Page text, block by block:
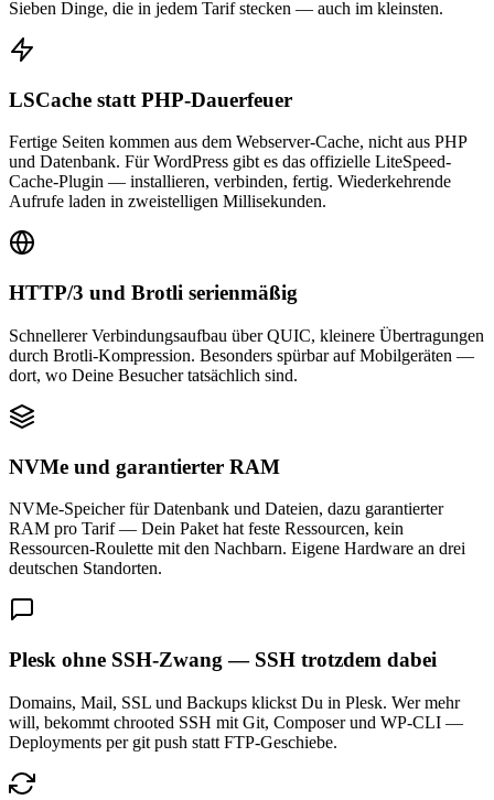
Sieben Dinge, die in jedem Tarif stecken — auch im kleinsten.
LSCache statt PHP-Dauerfeuer
Fertige Seiten kommen aus dem Webserver-Cache, nicht aus PHP
und Datenbank. Für WordPress gibt es das offizielle LiteSpeed-
Cache-Plugin — installieren, verbinden, fertig. Wiederkehrende
Aufrufe laden in zweistelligen Millisekunden.
HTTP/3 und Brotli serienmäßig
Schnellerer Verbindungsaufbau über QUIC, kleinere Übertragungen
durch Brotli-Kompression. Besonders spürbar auf Mobilgeräten —
dort, wo Deine Besucher tatsächlich sind.
NVMe und garantierter RAM
NVMe-Speicher für Datenbank und Dateien, dazu garantierter
RAM pro Tarif — Dein Paket hat feste Ressourcen, kein
Ressourcen-Roulette mit den Nachbarn. Eigene Hardware an drei
deutschen Standorten.
Plesk ohne SSH-Zwang — SSH trotzdem dabei
Domains, Mail, SSL und Backups klickst Du in Plesk. Wer mehr
will, bekommt chrooted SSH mit Git, Composer und WP-CLI —
Deployments per git push statt FTP-Geschiebe.